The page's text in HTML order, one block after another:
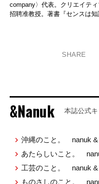
company〉代表。クリエイテ
招聘准教授。著書『センスは
SHARE
&Nanuk 本誌公式キ
沖縄のこと。 nanuk &
あたらしいこと。
工芸のこと。 nanuk &
ものさしのこと。